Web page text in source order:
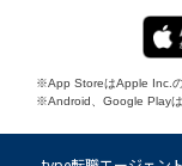
※App StoreはApple Inc.の
※Android、Google Playは